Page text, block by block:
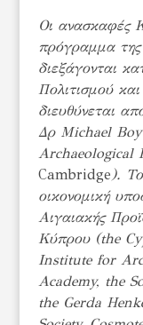
Οι ανασκαφές
πρόγραμμα της
διεξάγονται
Πολιτισμού
διευθύνεται
ΔρMichael
Archaeological
Cambridge). Το
οικονομική
Αιγαιακής
Κύπρου(the
Institute for
Academy, the
the Gerda